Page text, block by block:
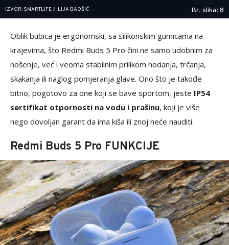
IZVOR: SMARTLIFE / ILIJA BAOŠIĆ Br. slika: 8
Oblik bubica je ergonomski, sa silikonskim gumicama na
krajevima, što Redmi Buds 5 Pro čini ne samo udobnim za
nošenje, već i veoma stabilnim prilikom hodanja, trčanja,
skakanja ili naglog pomjeranja glave. Ono što je takođe
bitno, pogotovo za one koji se bave sportom, jeste IP54
sertifikat otpornosti na vodu i prašinu, koji je više
nego dovoljan garant da ima kiša ili znoj neće nauditi.
Redmi Buds 5 Pro FUNKCIJE